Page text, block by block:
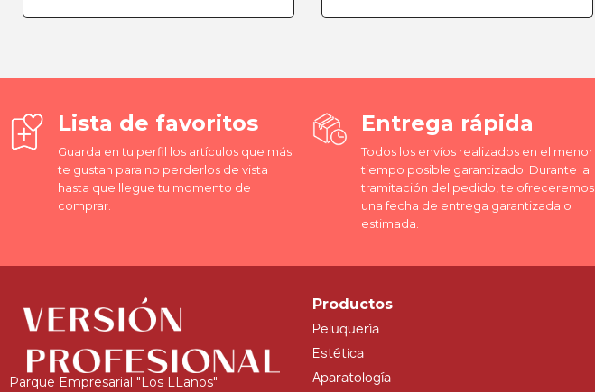
Lista de favoritos
Guarda en tu perfil los artículos que más
te gustan para no perderlos de vista
hasta que llegue tu momento de
comprar.
Entrega rápida
Todos los envíos realizados en el menor
tiempo posible garantizado. Durante la
tramitación del pedido, te ofreceremos
una fecha de entrega garantizada o
estimada.
Parque Empresarial "Los LLanos"
Productos
Peluquería
Estética
Aparatología